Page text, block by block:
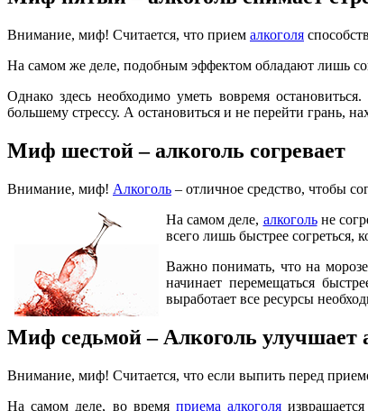
Внимание, миф! Считается, что прием алкоголя
На самом же деле, подобным эффектом обладают лишь
Однако здесь необходимо уметь вовремя
большему стрессу. А остановиться и не перейти грань,
Миф шестой – алкоголь согревает
Внимание, миф! Алкоголь – отличное средство, чтобы
На самом деле, алкогольне
всего лишь быстрее согреться,
Важно понимать, что на
начинает перемещаться
выработает все ресурсы
Миф седьмой – Алкоголь улучшает
Внимание, миф! Считается, что если выпить перед
На самом деле, во время приема алкоголя